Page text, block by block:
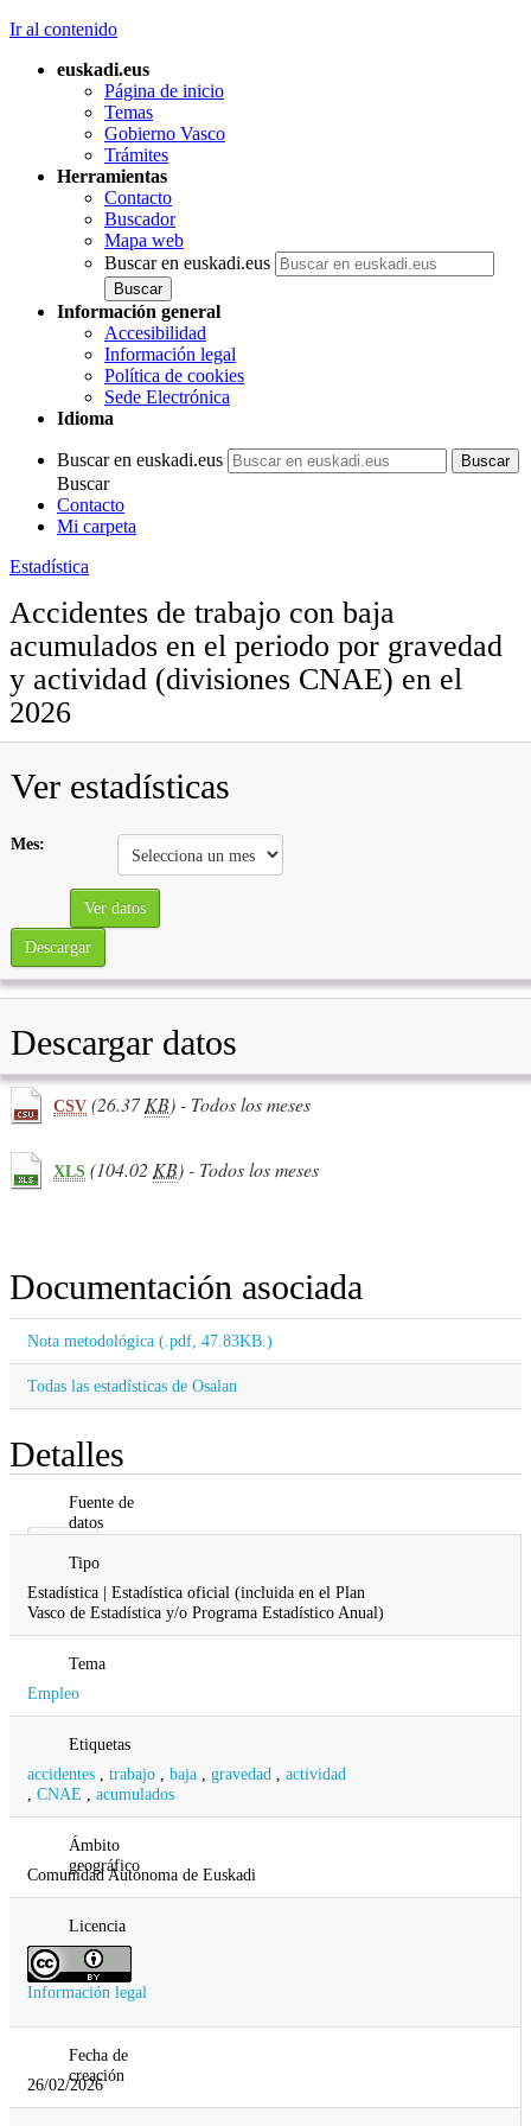
Ir al contenido
euskadi.eus
Página de inicio
Temas
Gobierno Vasco
Trámites
Herramientas
Contacto
Buscador
Mapa web
Buscar en euskadi.eus
Información general
Accesibilidad
Información legal
Política de cookies
Sede Electrónica
Idioma
Buscar en euskadi.eus
Buscar
Contacto
Mi carpeta
Estadística
Accidentes de trabajo con baja
acumulados en el periodo por gravedad
y actividad (divisiones CNAE) en el
2026
Ver estadísticas
Mes:
Ver datos
Descargar
Descargar datos
CSV (26.37KB) - Todos los meses
XLS (104.02 KB) - Todos los meses
Documentación asociada
Nota metodológica (.pdf, 47.83KB.)
Todas las estadísticas de Osalan
Detalles
Fuente de
datos
Osalan
Tipo
Estadística | Estadística oficial (incluida en el Plan
Vasco de Estadística y/o Programa Estadístico Anual)
Tema
Empleo
Etiquetas
accidentes , trabajo , baja , gravedad , actividad
, CNAE , acumulados
Ámbito
geográfico
Comunidad Autonoma de Euskadi
Licencia
Información legal
Fecha de
creación
26/02/2026